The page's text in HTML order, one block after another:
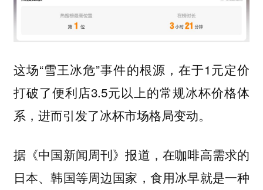
这场“雪王冰危”事件的根源，在于1元定价
打破了便利店3.5元以上的常规冰杯价格体
系，进而引发了冰杯市场格局变动。
据《中国新闻周刊》报道，在咖啡高需求的
日本、韩国等周边国家，食用冰早就是一种